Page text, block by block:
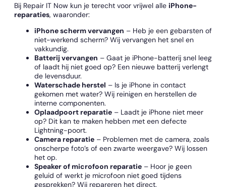
Bij Repair IT Now kun je terecht voor vrijwel alle iPhone-
reparaties, waaronder:
iPhone scherm vervangen – Heb je een gebarsten of
niet-werkend scherm? Wij vervangen het snel en
vakkundig.
Batterij vervangen – Gaat je iPhone-batterij snel leeg
of laadt hij niet goed op? Een nieuwe batterij verlengt
de levensduur.
Waterschade herstel – Is je iPhone in contact
gekomen met water? Wij reinigen en herstellen de
interne componenten.
Oplaadpoort reparatie – Laadt je iPhone niet meer
op? Dit kan te maken hebben met een defecte
Lightning-poort.
Camera reparatie – Problemen met de camera, zoals
onscherpe foto’s of een zwarte weergave? Wij lossen
het op.
Speaker of microfoon reparatie – Hoor je geen
geluid of werkt je microfoon niet goed tijdens
gesprekken? Wij repareren het direct.